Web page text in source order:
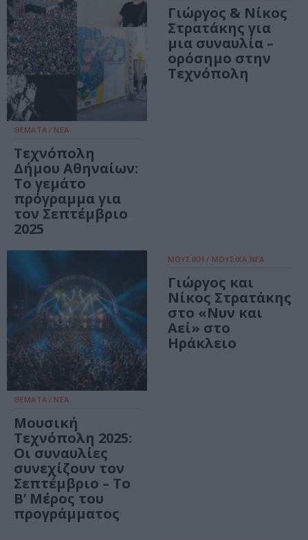
ΘΕΜΑΤΑ / ΝΕΑ
Τεχνόπολη
Δήμου Αθηναίων:
Το γεμάτο
πρόγραμμα για
τον Σεπτέμβριο
2025
Γιώργος & Νίκος
Στρατάκης για
μια συναυλία –
ορόσημο στην
Τεχνόπολη
ΘΕΜΑΤΑ / ΝΕΑ
Μουσική
Τεχνόπολη 2025:
Οι συναυλίες
συνεχίζουν τον
Σεπτέμβριο – Το
Β’ Μέρος του
προγράμματος
ΜΟΥΣΙΚΗ / ΜΟΥΣΙΚΑ ΝΕΑ
Γιώργος και
Νίκος Στρατάκης
στο «Νυν και
Αεί» στο
Ηράκλειο